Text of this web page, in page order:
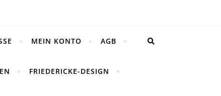
MEIN KONTO AGB
FRIEDERICKE-DESIGN